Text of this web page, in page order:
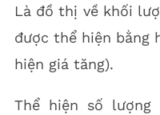
Là đồ thị về khối
được thể hiện bằng
hiện giá tăng).
Thể hiện số lượng